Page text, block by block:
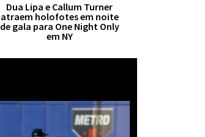
Dua Lipa e Callum Turner
atraem holofotes em noite
de gala para One Night Only
em NY